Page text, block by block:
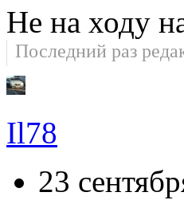
Не на ходу
Последний раз
Il78
23